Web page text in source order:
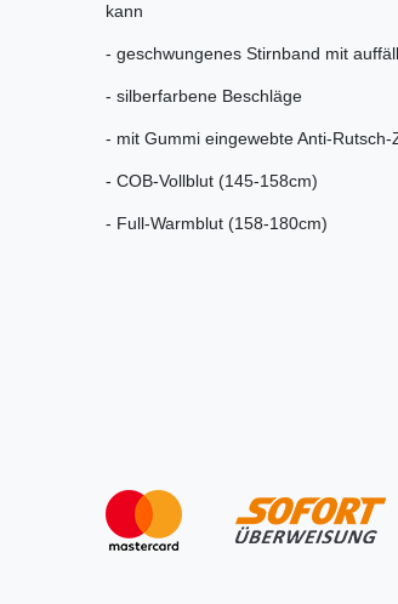
kann
- geschwungenes Stirnband mit
- silberfarbene Beschläge
- mit Gummi eingewebte Anti-Rutsch-
- COB-Vollblut (145-158cm)
- Full-Warmblut (158-180cm)